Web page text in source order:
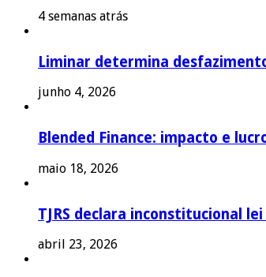
4 semanas atrás
Liminar determina
junho 4, 2026
Blended Finance: impacto e
maio 18, 2026
TJRS declara inconstitucional
abril 23, 2026